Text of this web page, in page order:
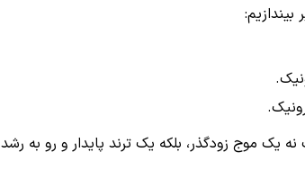
موج زودگذر، بلکه یک ترند پایدار و رو به رشد